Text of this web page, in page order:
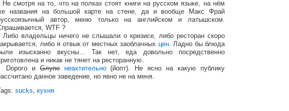
смотря на то, что на полках стоят книги на русском языке, на нём
названия на большой карте на стене, да и вообще Макс Фрай
автор, меню только на английском и латышском.
WTF ?
владельцы ничего не слышали о кризисе, либо ресторан скоро
либо я отвык от местных заоблачных цен. Ладно бы блюда
изысканно вкусны… Так нет, еда довольно посредственно
и никак не тянет на ресторанную.
иGлупо неахтительно(йопт). Не ясно на какую публику
данное заведение, но явно не на меня.
sucks, кухня